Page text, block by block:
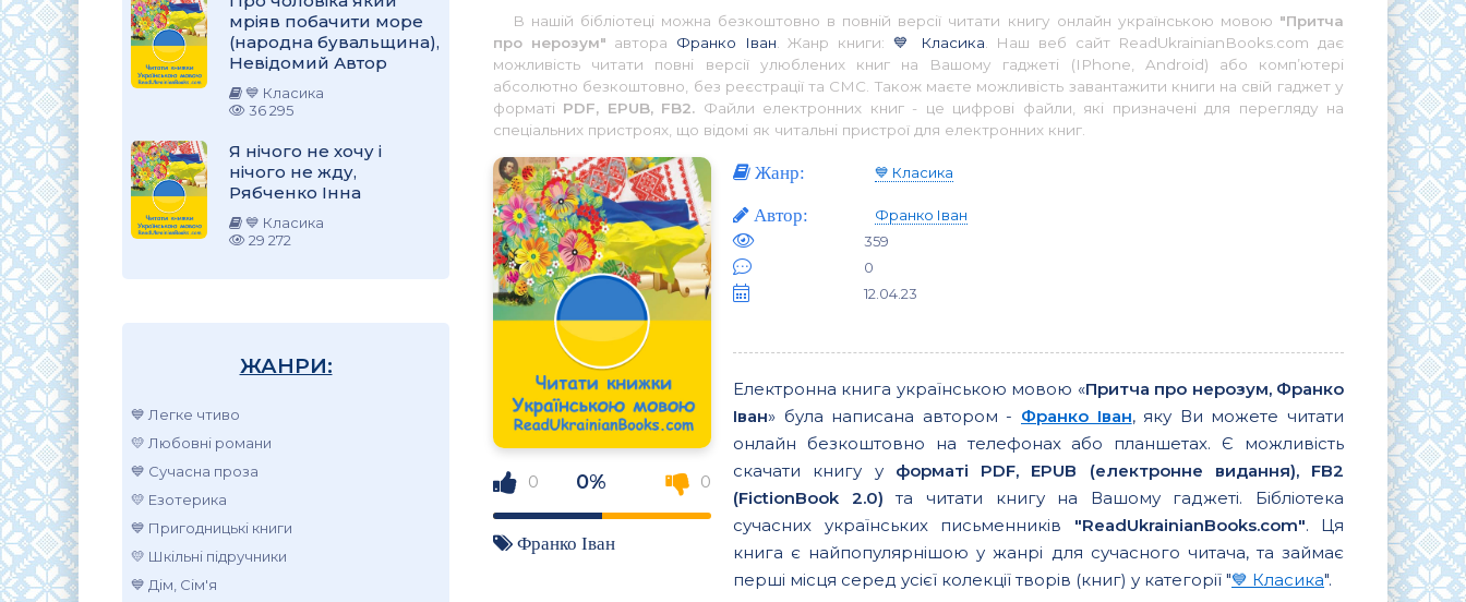
мріяв побачити море
(народна бувальщина),
Невідомий Автор
💙 Класика
36 295
Я нічого не хочу і
нічого не жду,
Рябченко Інна
💙 Класика
29 272
ЖАНРИ:
💙 Легке чтиво
💛 Любовні романи
💙 Сучасна проза
💛 Езотерика
💙 Пригодницькі книги
💛 Шкільні підручники
💙 Дім, Сім'я
В нашій бібліотеці можна безкоштовно в повній версії читати книгу онлайн українською мовою "Притча
про нерозум" автора Франко Іван . Жанр книги: 💙 Класика . Наш веб сайт ReadUkrainianBooks.com дає
можливість читати повні версії улюблених книг на Вашому гаджеті (IPhone, Android) або комп’ютері
абсолютно безкоштовно, без реєстрації та СМС. Також маєте можливість завантажити книги на свій гаджет у
форматі PDF, EPUB, FB2. Файли електронних книг - це цифрові файли, які призначені для перегляду на
спеціальних пристроях, що відомі як читальні пристрої для електронних книг.
0 0% 0
Франко Іван
Жанр: 💙 Класика
Автор:
Франко Іван
359
0
12.04.23
Електронна книга українською мовою «Притча про нерозум, Франко
Іван» була написана автором - Франко Іван, яку Ви можете читати
онлайн безкоштовно на телефонах або планшетах. Є можливість
скачати книгу у форматі PDF, EPUB (електронне видання), FB2
(FictionBook 2.0) та читати книгу на Вашому гаджеті. Бібліотека
сучасних українських письменників "ReadUkrainianBooks.com". Ця
книга є найпопулярнішою у жанрі для сучасного читача, та займає
перші місця серед усієї колекції творів (книг) у категорії "💙 Класика".